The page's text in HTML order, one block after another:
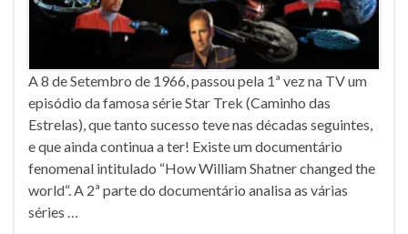
A 8 de Setembro de 1966, passou pela 1ª vez na TV um
episódio da famosa série Star Trek (Caminho das
Estrelas), que tanto sucesso teve nas décadas seguintes,
e que ainda continua a ter! Existe um documentário
fenomenal intitulado “How William Shatner changed the
world“. A 2ª parte do documentário analisa as várias
séries …